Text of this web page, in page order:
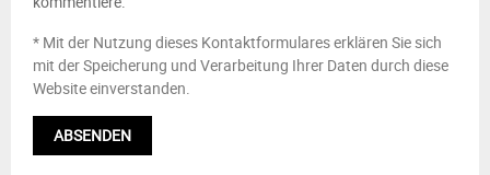
* Mit der Nutzung dieses Kontaktformulares erklären Sie sich
mit der Speicherung und Verarbeitung Ihrer Daten durch diese
Website einverstanden.